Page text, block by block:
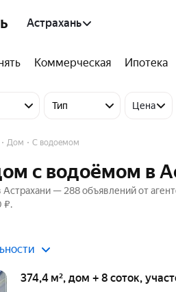
Астрахань
Коммерческая Ипотека
Тип Цена
Дом С водоемом
с водоёмом в
— 288 объявлений от
₽.
374,4 м², дом + 8 соток,